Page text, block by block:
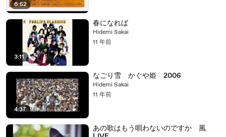
6:52
3:11
春になれば
Hidemi Sakai
11 年前
4:37
なごり雪 かぐや姫 2006
Hidemi Sakai
11 年前
あの歌はもう唄わないのですか 風